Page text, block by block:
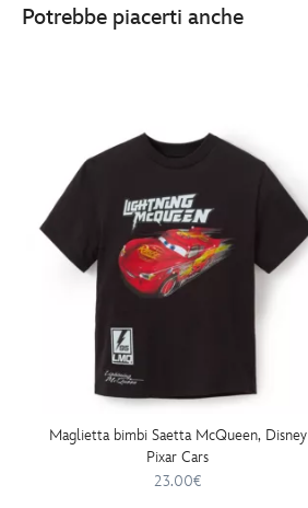
Potrebbe piacerti anche
Maglietta bimbi Saetta McQueen, Disney
Pixar Cars
23.00€